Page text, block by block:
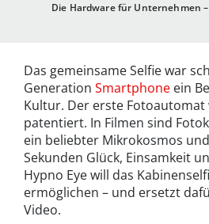
Die Hardware für Unternehmen
Das gemeinsame Selfie war
Generation Smartphone ein
Kultur. Der erste Fotoautomat
patentiert. In Filmen sind
ein beliebter Mikrokosmos
Sekunden Glück, Einsamkeit
Hypno Eye will das
ermöglichen – und ersetzt
Video.